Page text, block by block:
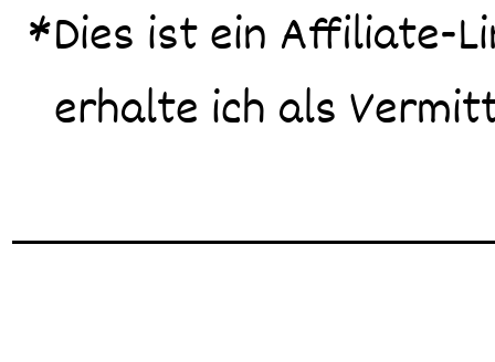
*Dies ist ein Affiliate-
erhalte ich als